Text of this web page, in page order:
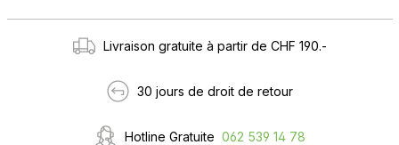
Livraison gratuite à partir de CHF 190.-
30 jours de droit de retour
Hotline Gratuite 062 539 14 78